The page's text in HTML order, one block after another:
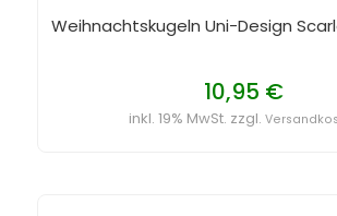
Weihnachtskugeln Uni-Design
10,95 €
inkl. 19% MwSt. zzgl.